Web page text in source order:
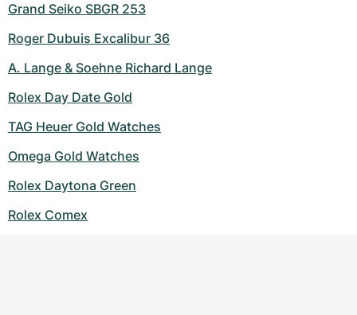
Grand Seiko SBGR 253
Roger Dubuis Excalibur 36
A. Lange & Soehne Richard Lange
Rolex Day Date Gold
TAG Heuer Gold Watches
Omega Gold Watches
Rolex Daytona Green
Rolex Comex